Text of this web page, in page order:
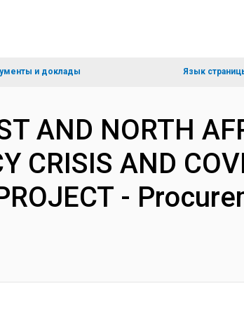
и доклады Язык
AND NORTH
CRISIS AND
-